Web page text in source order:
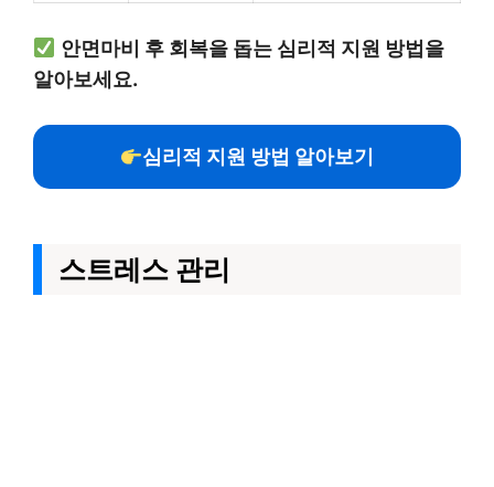
안면마비 후 회복을 돕는 심리적 지원 방법을
알아보세요.
심리적 지원 방법 알아보기
스트레스 관리